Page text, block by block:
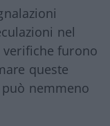
nel
verifiche furono
queste
nemmeno